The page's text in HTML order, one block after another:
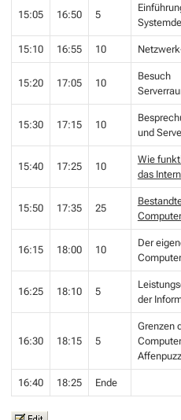
15:05 16:50 5
15:10 16:55 10
15:20 17:05 10
Besuch
15:30 17:15 10
und
15:40 17:25 10
Wie
das
15:50 17:35 25
16:15 18:00 10
Der
Computer
16:25 18:10 5
der
16:30 18:15 5
Grenzen
16:40 18:25 Ende